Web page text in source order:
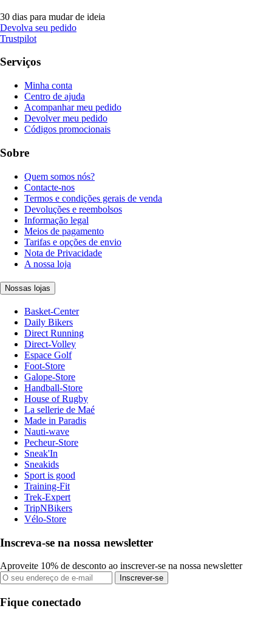
30 dias para mudar de ideia
Devolva seu pedido
Trustpilot
Serviços
Minha conta
Centro de ajuda
Acompanhar meu pedido
Devolver meu pedido
Códigos promocionais
Sobre
Quem somos nós?
Contacte-nos
Termos e condições gerais de venda
Devoluções e reembolsos
Informação legal
Meios de pagamento
Tarifas e opções de envio
Nota de Privacidade
A nossa loja
Nossas lojas
Basket-Center
Daily Bikers
Direct Running
Direct-Volley
Espace Golf
Foot-Store
Galope-Store
Handball-Store
House of Rugby
La sellerie de Maé
Made in Paradis
Nauti-wave
Pecheur-Store
Sneak'In
Sneakids
Sport is good
Training-Fit
Trek-Expert
TripNBikers
Vélo-Store
Inscreva-se na nossa newsletter
Aproveite 10% de desconto ao inscrever-se na nossa newsletter
Inscrever-se
Fique conectado